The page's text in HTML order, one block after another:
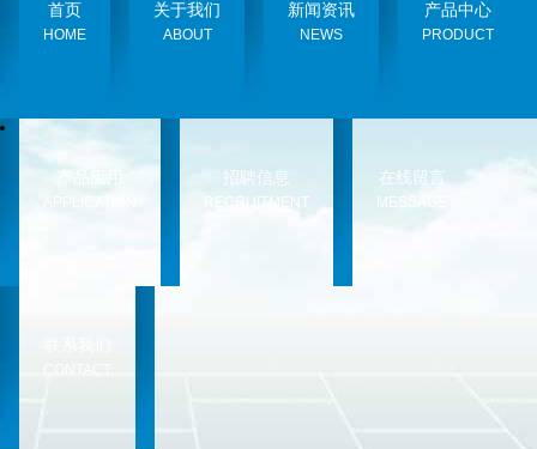
首页
HOME
关于我们
ABOUT
新闻资讯
NEWS
产品中心
PRODUCT
产品应用 招聘信息
RECRUITMENT
在线留言
MESSAGE